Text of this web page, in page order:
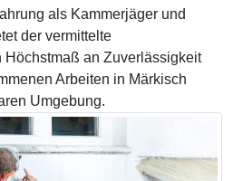
als Kammerjäger und
der vermittelte
an Zuverlässigkeit
Arbeiten in Märkisch
Umgebung.